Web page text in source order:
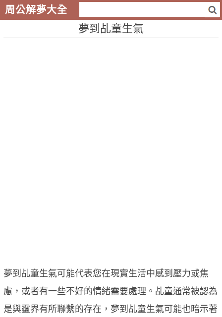
周公解夢大全
夢到乩童生氣
夢到乩童生氣可能代表您在現實生活中感到壓力或焦
慮，或者有一些不好的情緒需要處理。乩童通常被認為
是與靈界有所聯繫的存在，夢到乩童生氣可能也暗示著